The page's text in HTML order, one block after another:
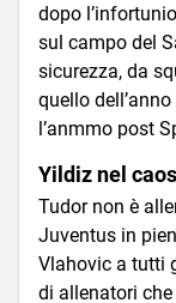
dopo
sul campo del
sicurezza, da
quello
l’anmmo post
Yildiz nel caos
Tudor non è
Juventus in
Vlahovic a tutti
di allenatori